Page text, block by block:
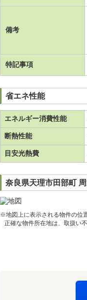
備考
特記事項
省エネ性能
エネルギー消費性能
断熱性能
目安光熱費
奈良県天理市田部町
※地図上に表示される物件の位
正確な物件所在地は、取扱い